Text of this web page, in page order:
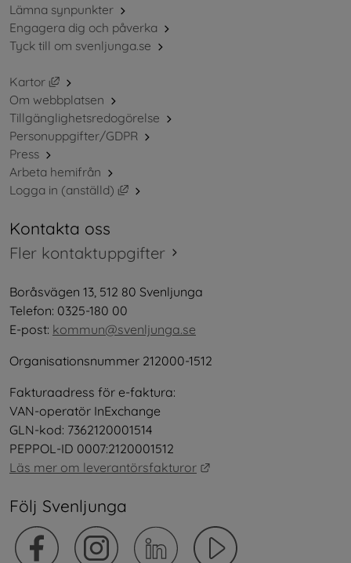
Lämna synpunkter
Engagera dig och påverka
Tyck till om svenljunga.se
Kartor
Länk till annan webbplats, öppnas i nytt fönster.
Om webbplatsen
Tillgänglighetsredogörelse
Personuppgifter/GDPR
Press
Arbeta hemifrån
Logga in (anställd)
Länk till annan webbplats, öppnas i nytt
Kontakta oss
Fler kontaktuppgifter
Boråsvägen 13, 512 80 Svenljunga
Telefon: 0325-180 00
E-post: kommun@svenljunga.se
Organisationsnummer 212000-1512
Fakturaadress för e-faktura:
VAN-operatör InExchange
GLN-kod: 7362120001514
PEPPOL-ID 0007:2120001512
Läs mer om leverantörsfakturor
Följ Svenljunga